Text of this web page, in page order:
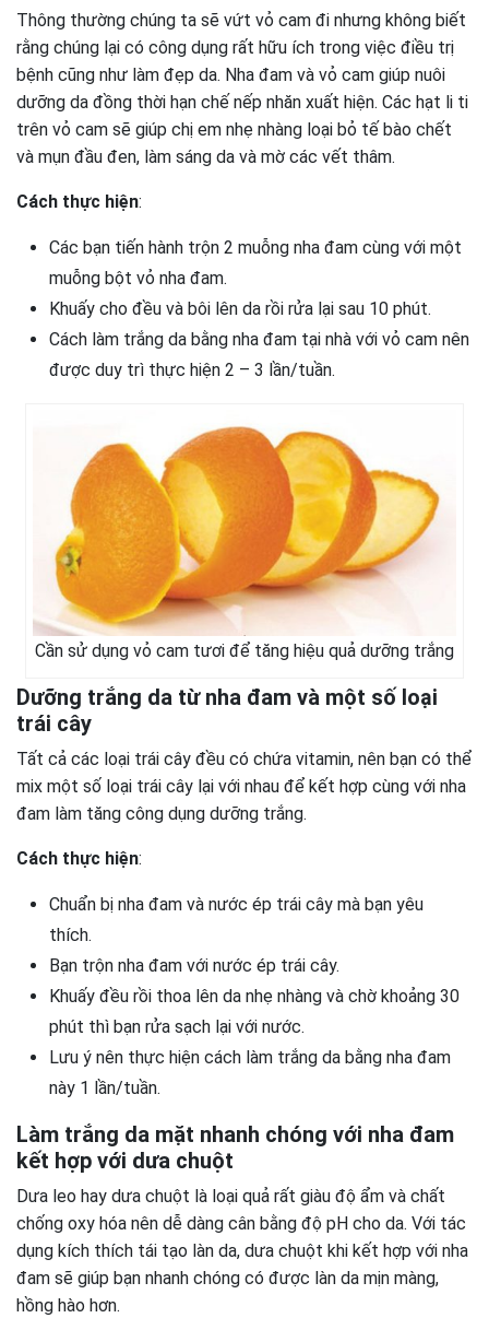
Thông thường chúng ta sẽ vứt vỏ cam đi nhưng không biết
rằng chúng lại có công dụng rất hữu ích trong việc điều trị
bệnh cũng như làm đẹp da. Nha đam và vỏ cam giúp nuôi
dưỡng da đồng thời hạn chế nếp nhăn xuất hiện. Các hạt li ti
trên vỏ cam sẽ giúp chị em nhẹ nhàng loại bỏ tế bào chết
và mụn đầu đen, làm sáng da và mờ các vết thâm.
Cách thực hiện:
Các bạn tiến hành trộn 2 muỗng nha đam cùng với một
muỗng bột vỏ nha đam.
Khuấy cho đều và bôi lên da rồi rửa lại sau 10 phút.
Cách làm trắng da bằng nha đam tại nhà với vỏ cam nên
được duy trì thực hiện 2 – 3 lần/tuần.
Cần sử dụng vỏ cam tươi để tăng hiệu quả dưỡng trắng
Dưỡng trắng da từ nha đam và một số loại
trái cây
Tất cả các loại trái cây đều có chứa vitamin, nên bạn có thể
mix một số loại trái cây lại với nhau để kết hợp cùng với nha
đam làm tăng công dụng dưỡng trắng.
Cách thực hiện:
Chuẩn bị nha đam và nước ép trái cây mà bạn yêu
thích.
Bạn trộn nha đam với nước ép trái cây.
Khuấy đều rồi thoa lên da nhẹ nhàng và chờ khoảng 30
phút thì bạn rửa sạch lại với nước.
Lưu ý nên thực hiện cách làm trắng da bằng nha đam
này 1 lần/tuần.
Làm trắng da mặt nhanh chóng với nha đam
kết hợp với dưa chuột
Dưa leo hay dưa chuột là loại quả rất giàu độ ẩm và chất
chống oxy hóa nên dễ dàng cân bằng độ pH cho da. Với tác
dụng kích thích tái tạo làn da, dưa chuột khi kết hợp với nha
đam sẽ giúp bạn nhanh chóng có được làn da mịn màng,
hồng hào hơn.